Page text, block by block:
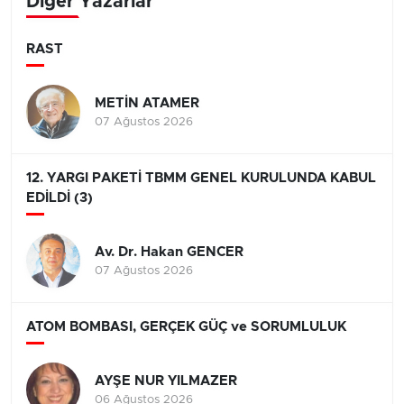
RAST
METİN ATAMER
07 Ağustos 2026
12. YARGI PAKETİ TBMM GENEL KURULUNDA KABUL
EDİLDİ (3)
Av. Dr. Hakan GENCER
07 Ağustos 2026
ATOM BOMBASI, GERÇEK GÜÇ ve SORUMLULUK
AYŞE NUR YILMAZER
06 Ağustos 2026